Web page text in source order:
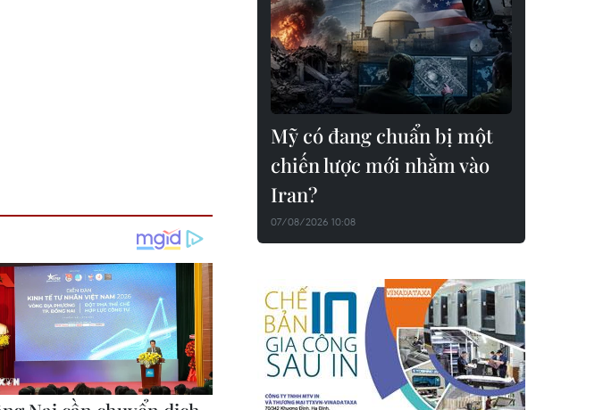
Mỹ có đang chuẩn bị một
chiến lược mới nhằm vào
Iran?
07/08/2026 10:08